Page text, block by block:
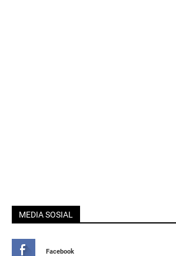
MEDIA SOSIAL
Facebook